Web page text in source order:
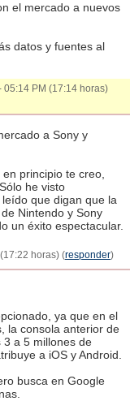
el mercado a nuevos
datos y fuentes al
05:14 PM (17:14 horas)
a Sony y
principio te creo,
he visto
que digan que la
Nintendo y Sony
un éxito espectacular.
horas) (responder)
ya que en el
la consola anterior de
3 a 5 millones de
a iOS y Android.
busca en Google